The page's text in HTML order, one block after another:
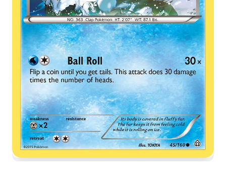
€0,80
Reverse Holo
Preise werden täglich aktualisiert.